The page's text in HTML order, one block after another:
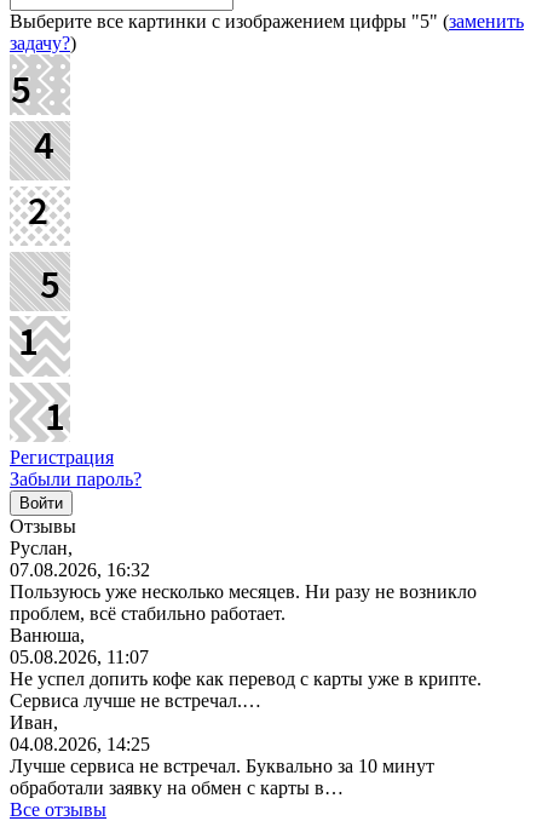
Выберите все картинки с изображением цифры "5" (заменить
задачу?)
Регистрация
Забыли пароль?
Отзывы
Руслан,
07.08.2026, 16:32
Пользуюсь уже несколько месяцев. Ни разу не возникло
проблем, всё стабильно работает.
Ванюша,
05.08.2026, 11:07
Не успел допить кофе как перевод с карты уже в крипте.
Сервиса лучше не встречал.…
Иван,
04.08.2026, 14:25
Лучше сервиса не встречал. Буквально за 10 минут
обработали заявку на обмен с карты в…
Все отзывы